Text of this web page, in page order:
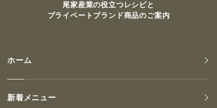
尾家産業の役立つレシピと
プライベートブランド商品のご案内
ホーム
新着メニュー